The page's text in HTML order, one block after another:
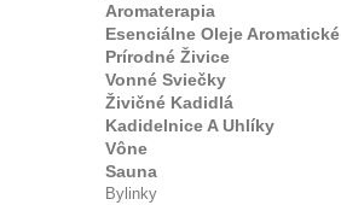
Aromaterapia
Esenciálne Oleje Aromatické
Prírodné Živice
Vonné Sviečky
Živičné Kadidlá
Kadidelnice A Uhlíky
Vône
Sauna
Bylinky